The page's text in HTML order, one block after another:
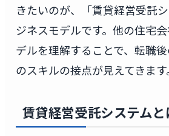
きたいのが、「賃貸経営受託
ジネスモデルです。他の住宅
デルを理解することで、転職
のスキルの接点が見えてきます
賃貸経営受託システム